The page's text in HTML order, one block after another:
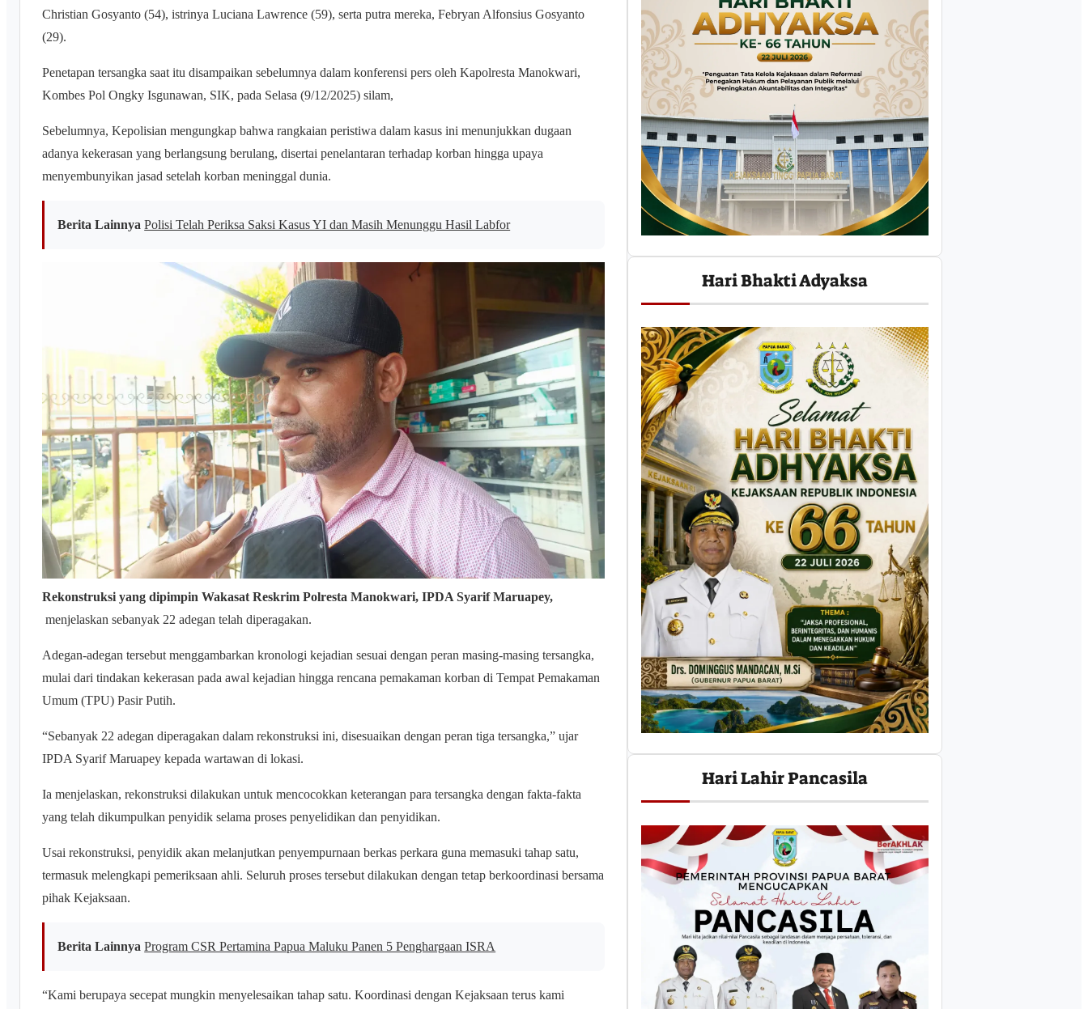
Christian Gosyanto (54), istrinya Luciana Lawrence (59), serta putra mereka, Febryan Alfonsius Gosyanto
(29).
Penetapan tersangka saat itu disampaikan sebelumnya dalam konferensi pers oleh Kapolresta Manokwari,
Kombes Pol Ongky Isgunawan, SIK, pada Selasa (9/12/2025) silam,
Sebelumnya, Kepolisian mengungkap bahwa rangkaian peristiwa dalam kasus ini menunjukkan dugaan
adanya kekerasan yang berlangsung berulang, disertai penelantaran terhadap korban hingga upaya
menyembunyikan jasad setelah korban meninggal dunia.
Berita Lainnya Polisi Telah Periksa Saksi Kasus YI dan Masih Menunggu Hasil Labfor
Rekonstruksi yang dipimpin Wakasat Reskrim Polresta Manokwari, IPDA Syarif Maruapey,
menjelaskan sebanyak 22 adegan telah diperagakan.
Adegan-adegan tersebut menggambarkan kronologi kejadian sesuai dengan peran masing-masing tersangka,
mulai dari tindakan kekerasan pada awal kejadian hingga rencana pemakaman korban di Tempat Pemakaman
Umum (TPU) Pasir Putih.
“Sebanyak 22 adegan diperagakan dalam rekonstruksi ini, disesuaikan dengan peran tiga tersangka,” ujar
IPDA Syarif Maruapey kepada wartawan di lokasi.
Ia menjelaskan, rekonstruksi dilakukan untuk mencocokkan keterangan para tersangka dengan fakta-fakta
yang telah dikumpulkan penyidik selama proses penyelidikan dan penyidikan.
Usai rekonstruksi, penyidik akan melanjutkan penyempurnaan berkas perkara guna memasuki tahap satu,
termasuk melengkapi pemeriksaan ahli. Seluruh proses tersebut dilakukan dengan tetap berkoordinasi bersama
pihak Kejaksaan.
Berita Lainnya Program CSR Pertamina Papua Maluku Panen 5 Penghargaan ISRA
“Kami berupaya secepat mungkin menyelesaikan tahap satu. Koordinasi dengan Kejaksaan terus kami
Hari Bhakti Adyaksa
Hari Lahir Pancasila